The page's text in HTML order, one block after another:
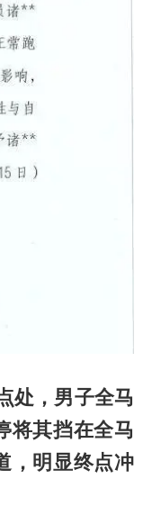
处，男子全马
将其挡在全马
，明显终点冲